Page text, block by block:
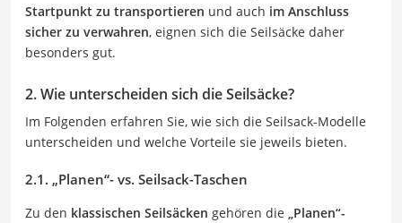
Startpunkt zu transportieren und auch im Anschluss
sicher zu verwahren, eignen sich die Seilsäcke daher
besonders gut.
2. Wie unterscheiden sich die Seilsäcke?
Im Folgenden erfahren Sie, wie sich die Seilsack-Modelle
unterscheiden und welche Vorteile sie jeweils bieten.
2.1. „Planen“- vs. Seilsack-Taschen
Zu den klassischen Seilsäcken gehören die
„Planen“-